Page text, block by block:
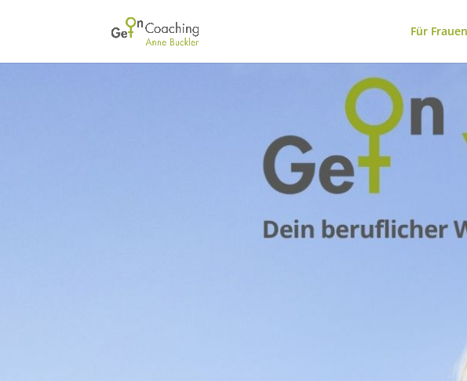
Für Frauen